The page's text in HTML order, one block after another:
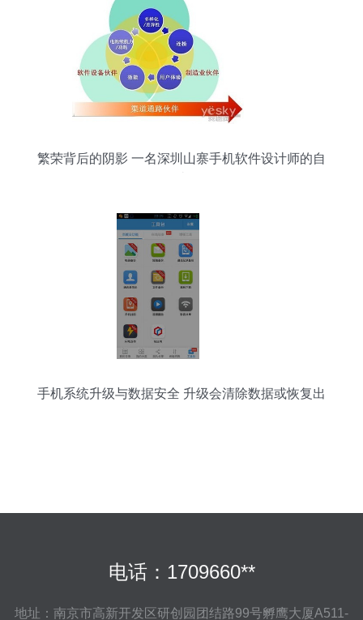
繁荣背后的阴影 一名深圳山寨手机软件设计师的自
手机系统升级与数据安全 升级会清除数据或恢复出
电话：1709660**
地址：南京市高新开发区研创园团结路99号孵鹰大厦A511-